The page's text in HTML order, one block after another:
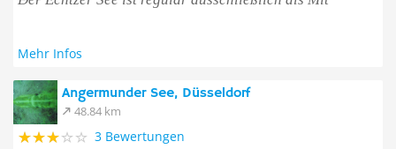
Mehr Infos
Angermunder See, Düsseldorf
48.84 km
3 Bewertungen